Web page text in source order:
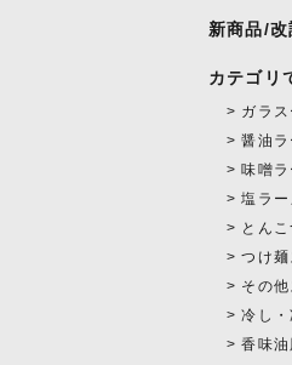
新商品/改
カテゴリ
ガラ
醤油
味噌
塩ラ
とん
つけ
その
冷し
香味油